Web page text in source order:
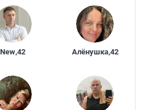
New,42 Алёнушка,42